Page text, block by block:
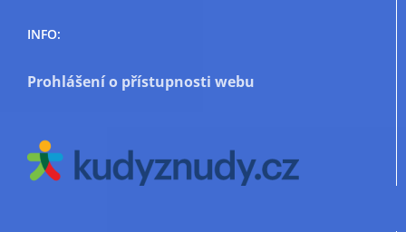
INFO:
Prohlášení o přístupnosti webu